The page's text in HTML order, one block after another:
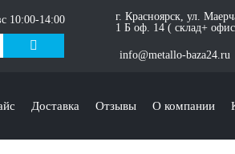
10:00-14:00
г. Красноярск, ул.
1 Б оф. 14 ( склад+
info@metallo-baza24.ru
Доставка Отзывы О компании